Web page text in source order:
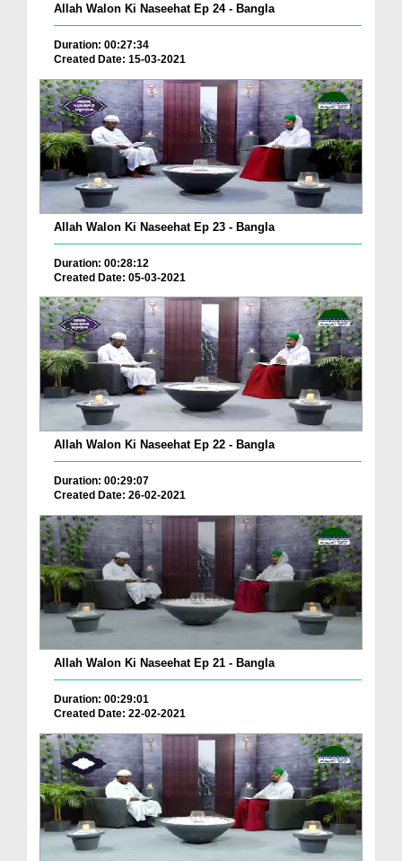
Allah Walon Ki Naseehat Ep 24 - Bangla
Duration: 00:27:34
Created Date: 15-03-2021
Allah Walon Ki Naseehat Ep 23 - Bangla
Duration: 00:28:12
Created Date: 05-03-2021
Allah Walon Ki Naseehat Ep 22 - Bangla
Duration: 00:29:07
Created Date: 26-02-2021
Allah Walon Ki Naseehat Ep 21 - Bangla
Duration: 00:29:01
Created Date: 22-02-2021